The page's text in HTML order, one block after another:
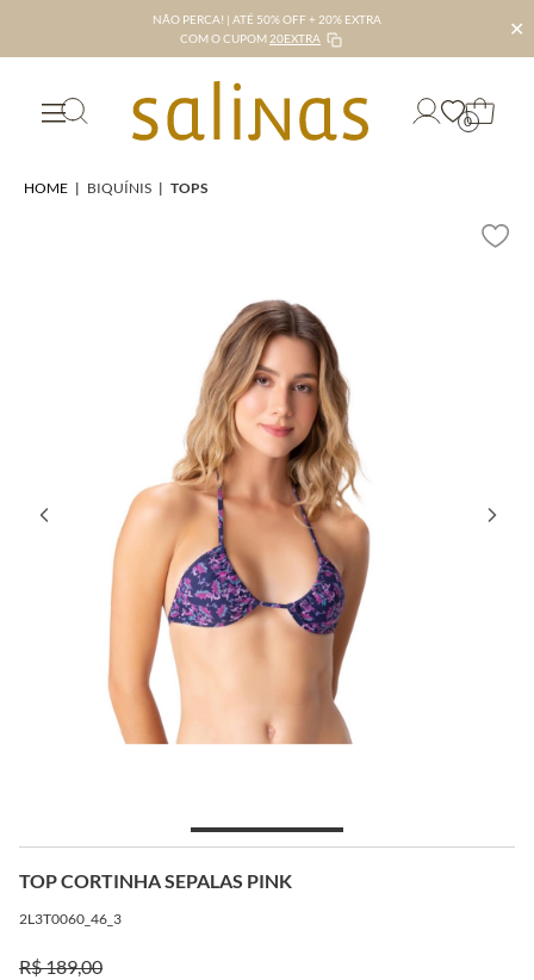
NÃO PERCA! | ATÉ 50% OFF + 20% EXTRA
COM O CUPOM 20EXTRA ✕
0
HOME | BIQUÍNIS | TOPS
TOP CORTINHA SEPALAS PINK
2L3T0060_46_3
R$ 189,00